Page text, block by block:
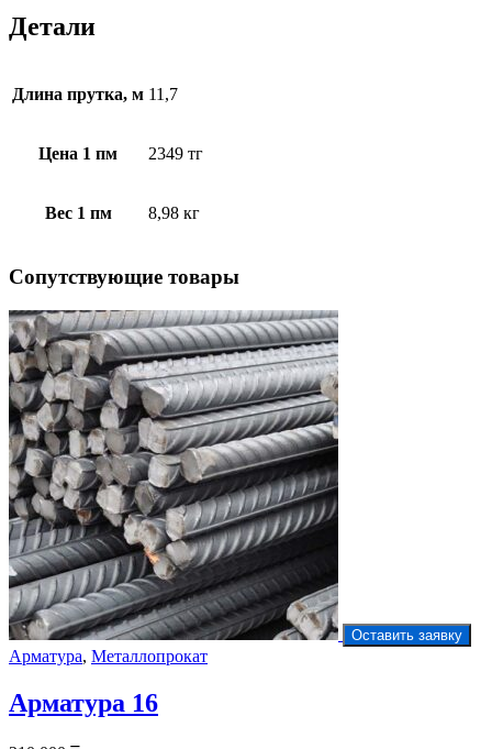
Детали
Длина прутка, м 11,7
Цена 1 пм 2349 тг
Вес 1 пм 8,98 кг
Cопутствующие товары
Оставить заявку
Арматура, Металлопрокат
Арматура 16